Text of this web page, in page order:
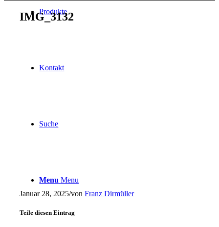
Produkte
Kontakt
Suche
Menu Menu
IMG_3132
Januar 28, 2025/vonFranz Dirmüller
Teile diesen Eintrag